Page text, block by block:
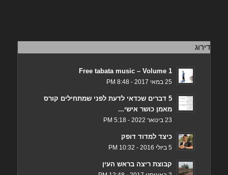
דירוג
Free tabata music – Volume 1
25 במאי 2017 - 8:48 PM
5 דברים שכדאי לדעת לפני שמתחילים קורס
מאמן כושר אישי...
23 בינואר 2022 - 5:18 PM
כיצד למדוד דופק
5 ביולי 2016 - 10:32 PM
קבוצת ריצה בראש העין